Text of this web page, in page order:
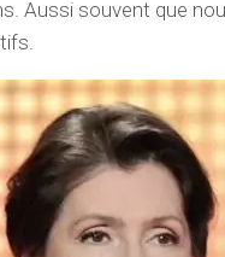
Aussi souvent que